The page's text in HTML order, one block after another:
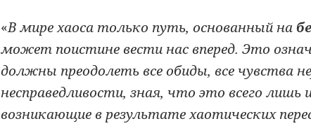
«В мире хаоса только путь, основанный на
может поистине вести нас вперед. Это
должны преодолеть все обиды, все чувства
несправедливости, зная, что это всего лишь
возникающие в результате хаотических